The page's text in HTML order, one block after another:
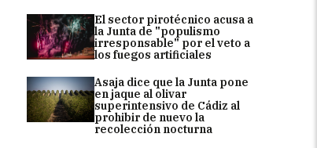
El sector pirotécnico acusa a
la Junta de "populismo
irresponsable" por el veto a
los fuegos artificiales
Asaja dice que la Junta pone
en jaque al olivar
superintensivo de Cádiz al
prohibir de nuevo la
recolección nocturna